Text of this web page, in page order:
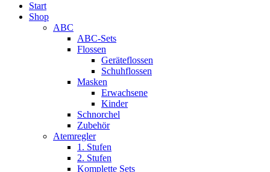
Start
Shop
ABC
ABC-Sets
Flossen
Geräteflossen
Schuhflossen
Masken
Erwachsene
Kinder
Schnorchel
Zubehör
Atemregler
1. Stufen
2. Stufen
Komplette Sets